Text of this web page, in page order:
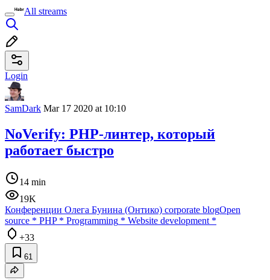
All streams
Login
SamDark Mar 17 2020 at 10:10
NoVerify: PHP-линтер, который
работает быстро
14 min
19K
Конференции Олега Бунина (Онтико) corporate blogOpen
source * PHP* Programming * Website development *
+33
61